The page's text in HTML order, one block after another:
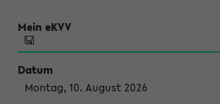
Montag, 10. August 2026